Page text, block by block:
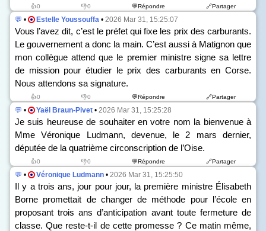
👍0 👎0 💬Répondre 🔗Partager
💬 • Estelle Youssouffa • 2026 Mar 31, 15:25:07
Vous l’avez dit, c’est le préfet qui fixe les prix des carburants.
Le gouvernement a donc la main. C’est aussi à Matignon que
mon collègue attend que le premier ministre signe sa lettre
de mission pour étudier le prix des carburants en Corse.
Nous attendons sa signature.
👍0 👎0 💬Répondre 🔗Partager
💬 • Yaël Braun-Pivet • 2026 Mar 31, 15:25:28
Je suis heureuse de souhaiter en votre nom la bienvenue à
Mme Véronique Ludmann, devenue, le 2 mars dernier,
députée de la quatrième circonscription de l’Oise.
👍0 👎0 💬Répondre 🔗Partager
💬 • Véronique Ludmann • 2026 Mar 31, 15:25:50
Il y a trois ans, jour pour jour, la première ministre Élisabeth
Borne promettait de changer de méthode pour l’école en
proposant trois ans d’anticipation avant toute fermeture de
classe. Que reste-t-il de cette promesse ? Ce matin même,